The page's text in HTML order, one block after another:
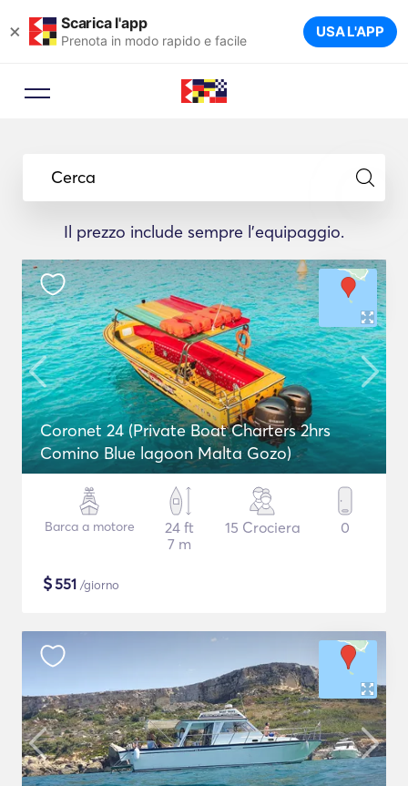
× Scarica l'app
Prenota in modo rapido e facile USA L'APP
Cerca
Il prezzo include sempre l'equipaggio.
Coronet 24 (Private Boat Charters 2hrs
Comino Blue lagoon Malta Gozo)
Barca a motore
24 ft
7 m
15 Crociera 0
$551 /giorno